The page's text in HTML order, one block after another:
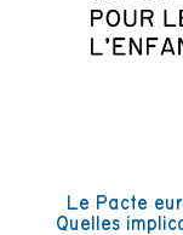
Le Pacte
Quelles